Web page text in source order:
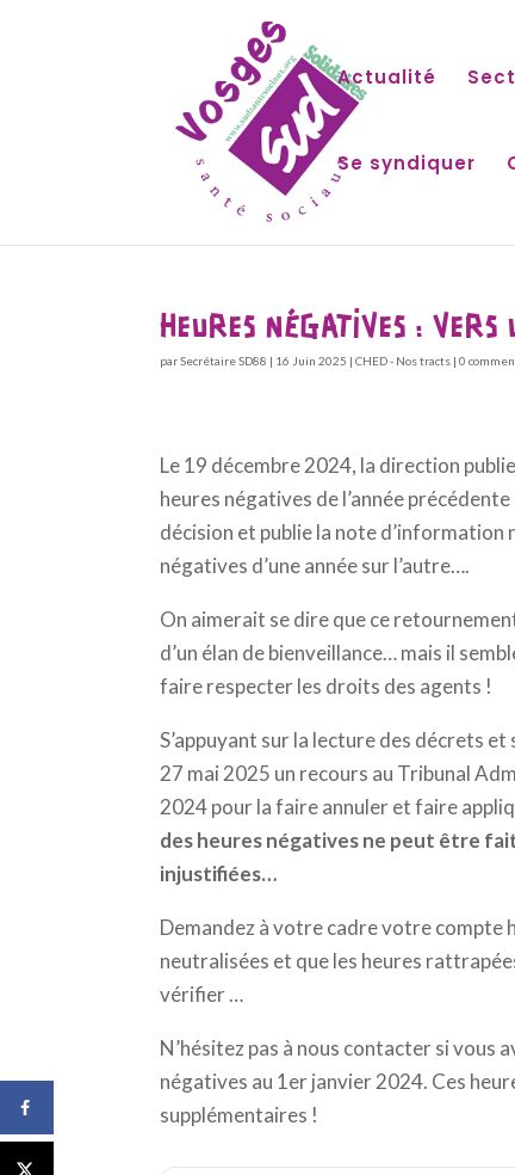
Actualité
Se syndiquer
HEURES NÉGATIVES :
parSecrétaire SD88 | 16 Juin 2025 |CHED - Nos tracts |0
Le 19 décembre 2024, la direction
heures négatives de l’année
décision et publie la note d’information
négatives d’une année sur l’autre….
On aimerait se dire que ce
d’un élan de bienveillance… mais il
faire respecter les droits des agents !
S’appuyant sur la lecture des décrets
27 mai 2025 un recours au Tribunal
2024 pour la faire annuler et faire
des heures négatives ne peut être fait
injustifiées…
Demandez à votre cadre votre compte
neutralisées et que les heures
vérifier …
N’hésitez pas à nous contacter si vous
négatives au 1er janvier 2024. Ces
supplémentaires !